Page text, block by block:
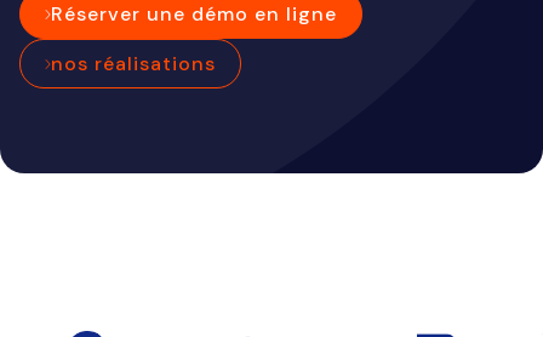
Réserver une démo en ligne
nos réalisations